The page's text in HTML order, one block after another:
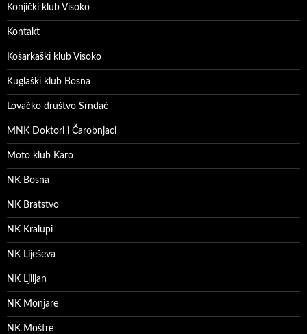
Konjički klub Visoko
Kontakt
Košarkaški klub Visoko
Kuglaški klub Bosna
Lovačko društvo Srndać
MNK Doktori i Čarobnjaci
Moto klub Karo
NK Bosna
NK Bratstvo
NK Kralupi
NK Liješeva
NK Ljiljan
NK Monjare
NK Moštre